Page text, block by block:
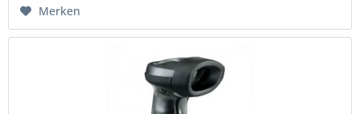
Merken